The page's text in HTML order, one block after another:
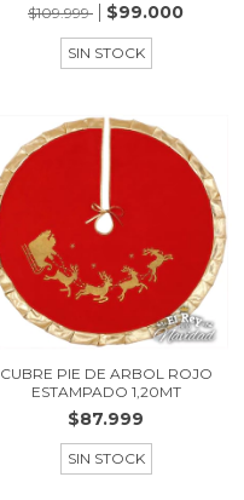
$109.999
$99.000
SIN STOCK
CUBRE PIE DE ARBOL ROJO
ESTAMPADO 1,20MT
$87.999
SIN STOCK